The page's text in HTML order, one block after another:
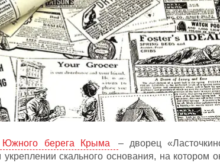
Южного берега Крыма
– дворец
скального основания, на котором